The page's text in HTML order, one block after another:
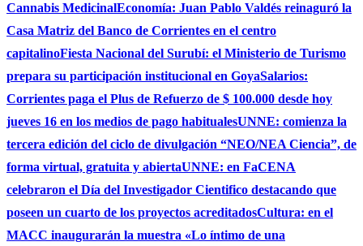
Cannabis MedicinalEconomía: Juan Pablo Valdés reinaguró la
Casa Matriz del Banco de Corrientes en el centro
capitalinoFiesta Nacional del Surubí: el Ministerio de Turismo
prepara su participación institucional en GoyaSalarios:
Corrientes paga el Plus de Refuerzo de $ 100.000 desde hoy
jueves 16 en los medios de pago habitualesUNNE: comienza la
tercera edición del ciclo de divulgación “NEO/NEA Ciencia”, de
forma virtual, gratuita y abiertaUNNE: en FaCENA
celebraron el Día del Investigador Cientifico destacando que
poseen un cuarto de los proyectos acreditadosCultura: en el
MACC inaugurarán la muestra «Lo íntimo de una